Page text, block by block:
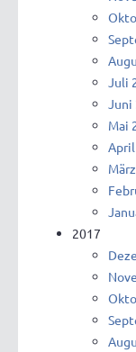
Juli
Mai
2017